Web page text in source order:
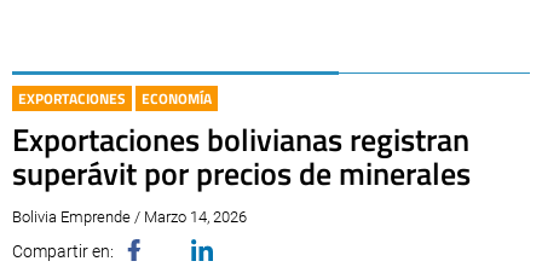
EXPORTACIONES ECONOMÍA
Exportaciones bolivianas registran
superávit por precios de minerales
Bolivia Emprende / Marzo 14, 2026
Compartir en: